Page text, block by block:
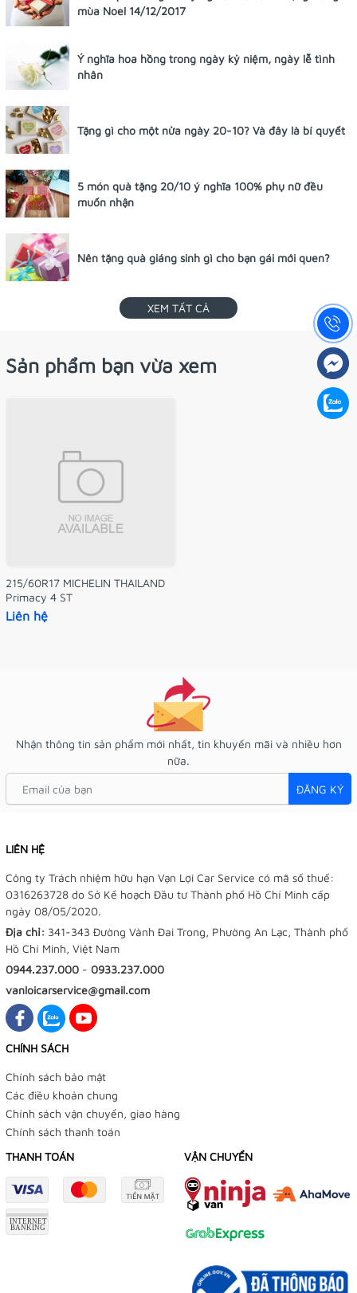
mùa Noel 14/12/2017
Ý nghĩa hoa hồng trong ngày kỷ niệm, ngày lễ tình
nhân
Tặng gì cho một nửa ngày 20-10? Và đây là bí quyết
5 món quà tặng 20/10 ý nghĩa 100% phụ nữ đều
muốn nhận
Nên tặng quà giáng sinh gì cho bạn gái mới quen?
XEM TẤT CẢ
Sản phẩm bạn vừa xem
215/60R17 MICHELIN THAILAND
Primacy 4 ST
Liên hệ
Nhận thông tin sản phẩm mới nhất, tin khuyến mãi và nhiều hơn
nữa.
ĐĂNG KÝ
LIÊN HỆ
Công ty Trách nhiệm hữu hạn Vạn Lợi Car Service có mã số thuế:
0316263728 do Sở Kế hoạch Đầu tư Thành phố Hồ Chí Minh cấp
ngày 08/05/2020.
Địa chỉ: 341-343 Đường Vành Đai Trong, Phường An Lạc, Thành phố
Hồ Chí Minh, Việt Nam
0944.237.000 - 0933.237.000
vanloicarservice@gmail.com
CHÍNH SÁCH
Chính sách bảo mật
Các điều khoản chung
Chính sách vận chuyển, giao hàng
Chính sách thanh toán
THANH TOÁN
VẬN CHUYỂN